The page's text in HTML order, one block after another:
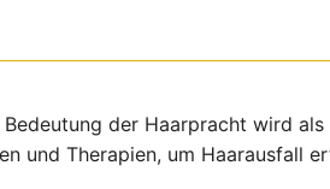
der Haarpracht wird
und Therapien, um Haarausfall